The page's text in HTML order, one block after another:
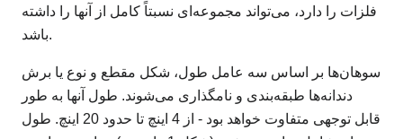
فلزات را دارد، می‌تواند مجموعه‌ای نسبتاً کامل از آنها را داشته
باشد.
سوهان‌ها بر اساس سه عامل طول، شکل مقطع و نوع یا برش
دندانه‌ها طبقه‌بندی و نامگذاری می‌شوند. طول آنها به طور
قابل توجهی متفاوت خواهد بود - از 4 اینچ تا حدود 20 اینچ. طول